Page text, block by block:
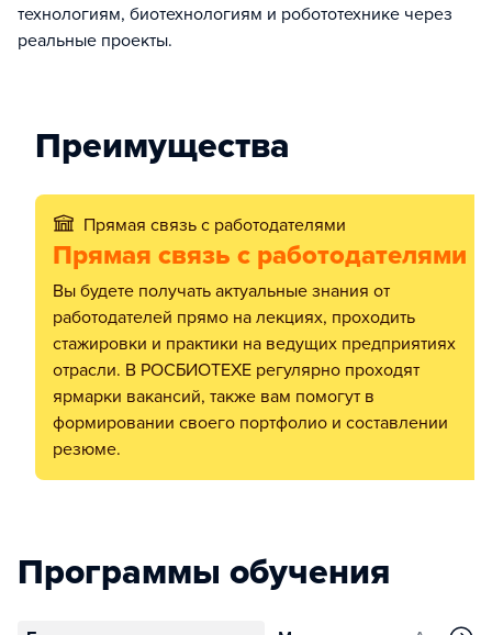
технологиям, биотехнологиям и робототехнике через
реальные проекты.
Преимущества
Прямая связь с работодателями
Прямая связь с работодателями
Вы будете получать актуальные знания от
работодателей прямо на лекциях, проходить
стажировки и практики на ведущих предприятиях
отрасли. В РОСБИОТЕХЕ регулярно проходят
ярмарки вакансий, также вам помогут в
формировании своего портфолио и составлении
резюме.
Программы обучения